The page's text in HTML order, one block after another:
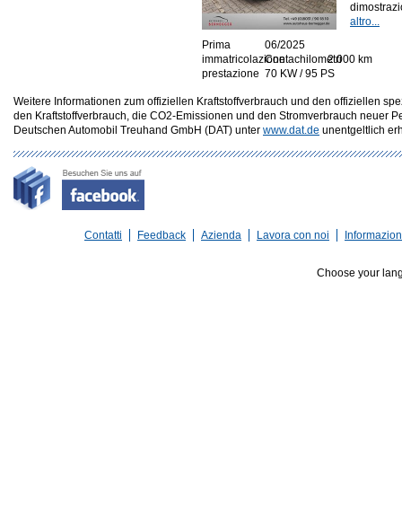
altro...
Prima
immatricolazione
06/2025
Contachilometri2.000 km
prestazione 70 KW / 95 PS
Weitere Informationen zum offiziellen Kraftstoffverbrauch und den offiziellen
den Kraftstoffverbrauch, die CO2-Emissionen und den Stromverbrauch neuer
Deutschen Automobil Treuhand GmbH (DAT) unter www.dat.de unentgeltlich
Contatti Feedback Azienda Lavora con noi
Choose your